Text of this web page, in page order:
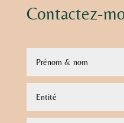
Contactez-